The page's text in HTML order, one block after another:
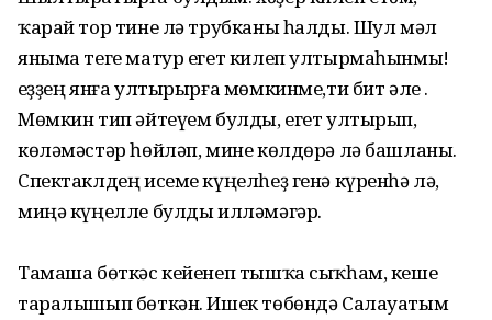
ҡарай тор тине лә трубканы һалды. Шул мәл
яныма теге матур егет килеп ултырмаһынмы!
Һеҙҙең янға ултырырға мөмкинме,ти бит әле .
Мөмкин тип әйтеүем булды, егет ултырып,
көләмәстәр һөйләп, мине көлдөрә лә башланы.
Спектаклдең исеме күңелһеҙ генә күренһә лә,
миңә күңелле булды илләмәгәр.
Тамаша бөткәс кейенеп тышҡа сыҡһам, кеше
таралышып бөткән. Ишек төбөндә Салауатым